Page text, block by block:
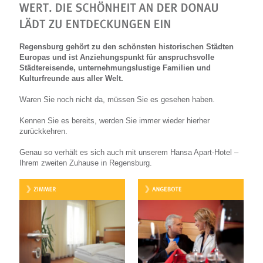
Regensburg gehört zu den schönsten historischen Städten
Europas und ist Anziehungspunkt für anspruchsvolle
Städtereisende, unternehmungslustige Familien und
Kulturfreunde aus aller Welt.
Waren Sie noch nicht da, müssen Sie es gesehen haben.
Kennen Sie es bereits, werden Sie immer wieder hierher
zurückkehren.
Genau so verhält es sich auch mit unserem Hansa Apart-Hotel –
Ihrem zweiten Zuhause in Regensburg.